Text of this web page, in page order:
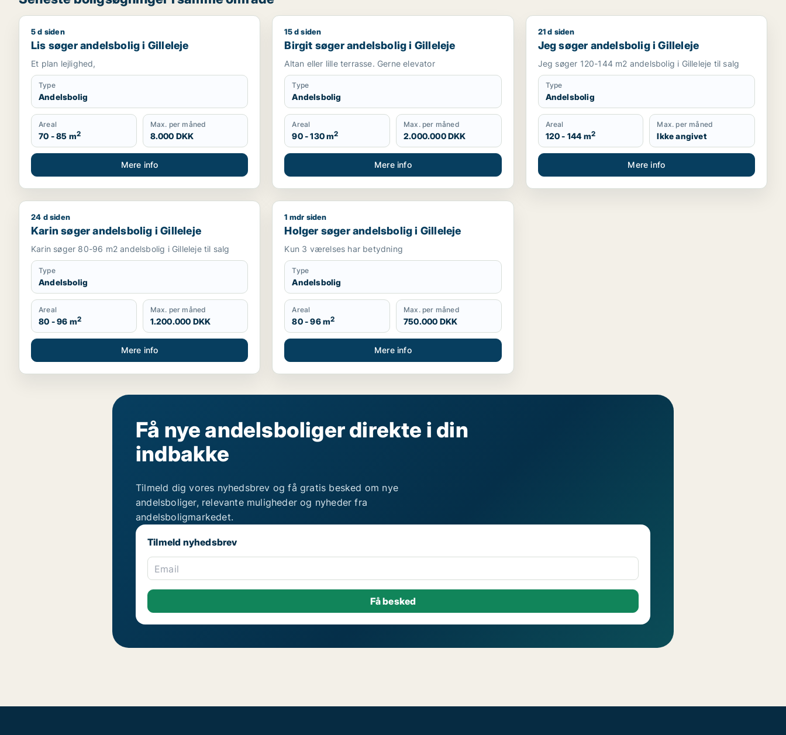
Lis søger andelsbolig i Gilleleje
5 d siden
Lis søger andelsbolig i Gilleleje
Et plan lejlighed,
Type
Andelsbolig
Areal
70 - 85 m2
Max. per måned
8.000 DKK
Mere info
Birgit søger andelsbolig i Gilleleje
15 d siden
Birgit søger andelsbolig i Gilleleje
Altan eller lille terrasse. Gerne elevator
Type
Andelsbolig
Areal
90 - 130 m2
Max. per måned
2.000.000 DKK
Mere info
Jeg søger andelsbolig i Gilleleje
21 d siden
Jeg søger andelsbolig i Gilleleje
Jeg søger 120-144 m2 andelsbolig i Gilleleje til salg
Type
Andelsbolig
Areal
120 - 144 m2
Max. per måned
Ikke angivet
Mere info
Karin søger andelsbolig i Gilleleje
24 d siden
Karin søger andelsbolig i Gilleleje
Karin søger 80-96 m2 andelsbolig i Gilleleje til salg
Type
Andelsbolig
Areal
80 - 96 m2
Max. per måned
1.200.000 DKK
Mere info
Holger søger andelsbolig i Gilleleje
1 mdr siden
Holger søger andelsbolig i Gilleleje
Kun 3 værelses har betydning
Type
Andelsbolig
Areal
80 - 96 m2
Max. per måned
750.000 DKK
Mere info
Få nye andelsboliger direkte i din
indbakke
Tilmeld dig vores nyhedsbrev og få gratis besked om nye
andelsboliger, relevante muligheder og nyheder fra
andelsboligmarkedet.
Tilmeld nyhedsbrev
Email